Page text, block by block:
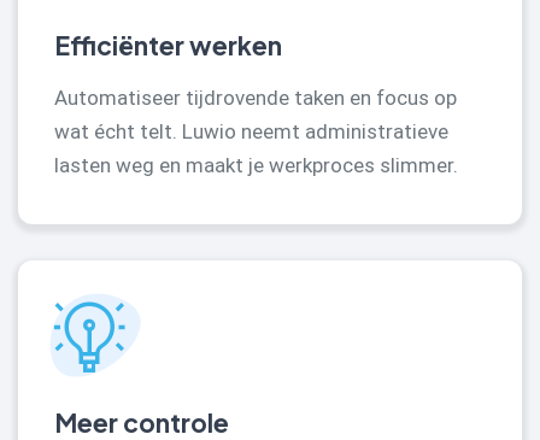
Efficiënter werken
Automatiseer tijdrovende taken en focus op
wat écht telt. Luwio neemt administratieve
lasten weg en maakt je werkproces slimmer.
Meer controle